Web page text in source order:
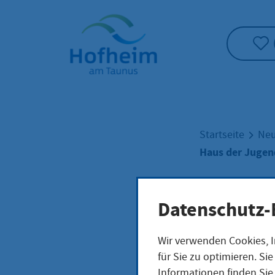
Startseite"
Startseite
Haus der
Wir verwenden
für Sie zu optimieren.